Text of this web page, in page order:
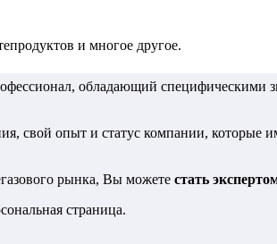
и многое другое.
обладающий специфическими
свой опыт и статус компании,
рынка, Вы можете стать
страница.